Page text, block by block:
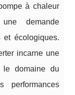
à chaleur
demande
et écologiques.
incarne une
le domaine du